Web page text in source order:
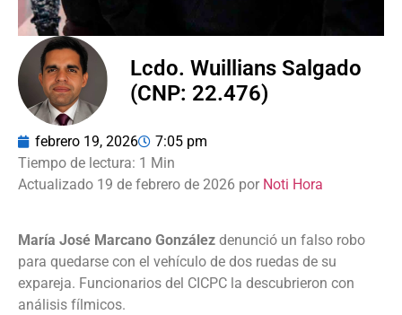
Lcdo. Wuillians Salgado
(CNP: 22.476)
febrero 19, 2026 7:05 pm
Actualizado 19 de febrero de 2026 por Noti Hora
María José Marcano González denunció un falso robo
para quedarse con el vehículo de dos ruedas de su
expareja. Funcionarios del CICPC la descubrieron con
análisis fílmicos.